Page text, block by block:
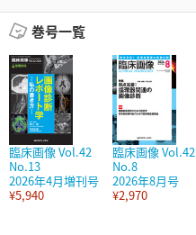
巻号一覧
臨床画像 Vol.42
No.13
2026年4月増刊号
¥5,940
臨床画像 Vol.42
No.8
2026年8月号
¥2,970